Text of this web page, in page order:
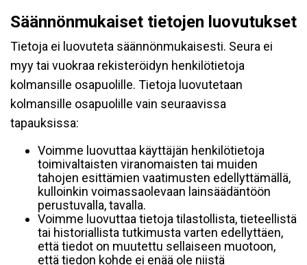
Säännönmukaiset tietojen luovutukset
Tietoja ei luovuteta säännönmukaisesti. Seura ei
myy tai vuokraa rekisteröidyn henkilötietoja
kolmansille osapuolille. Tietoja luovutetaan
kolmansille osapuolille vain seuraavissa
tapauksissa:
Voimme luovuttaa käyttäjän henkilötietoja
toimivaltaisten viranomaisten tai muiden
tahojen esittämien vaatimusten edellyttämällä,
kulloinkin voimassaolevaan lainsäädäntöön
perustuvalla, tavalla.
Voimme luovuttaa tietoja tilastollista, tieteellistä
tai historiallista tutkimusta varten edellyttäen,
että tiedot on muutettu sellaiseen muotoon,
että tiedon kohde ei enää ole niistä